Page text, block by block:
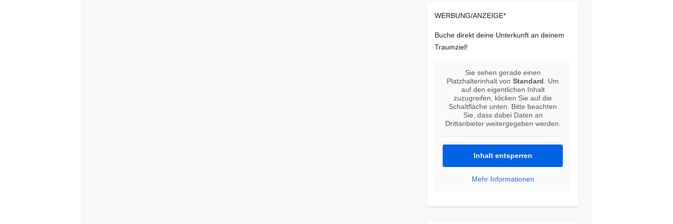
WERBUNG/ANZEIGE*
Buche direkt deine Unterkunft an deinem
Traumziel!
Sie sehen gerade einen
Platzhalterinhalt vonStandard . Um
auf den eigentlichen Inhalt
zuzugreifen, klicken Sie auf die
Schaltfläche unten. Bitte beachten
Sie, dass dabei Daten an
Drittanbieter weitergegeben werden.
Inhalt entsperren
Mehr Informationen